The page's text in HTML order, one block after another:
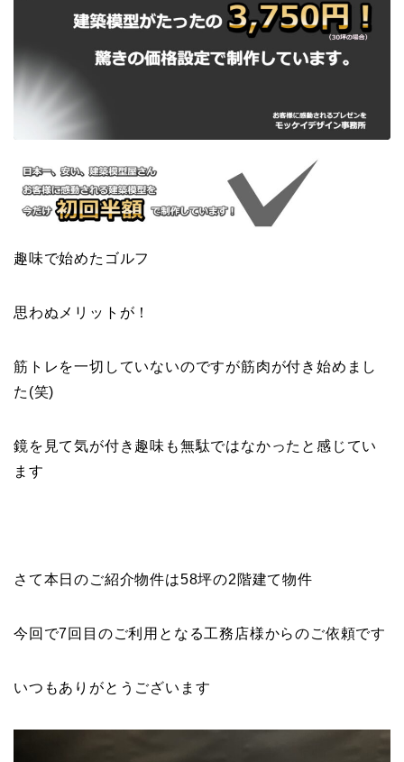
趣味で始めたゴルフ
思わぬメリットが！
筋トレを一切していないのですが筋肉が付き始めまし
た(笑)
鏡を見て気が付き趣味も無駄ではなかったと感じてい
ます
さて本日のご紹介物件は58坪の2階建て物件
今回で7回目のご利用となる工務店様からのご依頼です
いつもありがとうございます